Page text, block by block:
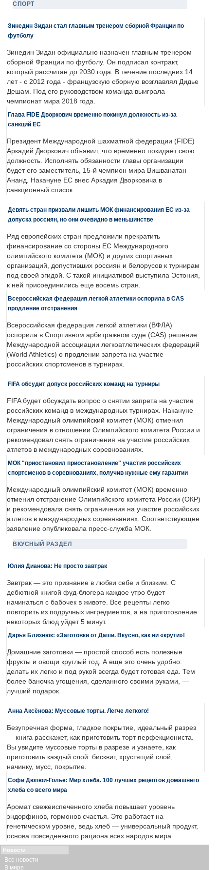
СПОРТ
Зинедин Зидан стал главным тренером сборной Франции по
футболу
Зинедин Зидан официально назначен главным тренером
сборной Франции по футболу. Он подписал контракт,
который рассчитан до 2030 года. В течение последних 14
лет - с 2012 года - французскую сборную возглавлял Дидье
Дешам. Под его руководством команда выиграла
чемпионат мира 2018 года.
Глава FIDE Дворкович временно покинул должность из-за
санкций ЕС
Президент Международной шахматной федерации (FIDE)
Аркадий Дворкович объявил, что временно покидает свою
должность. Исполнять обязанности главы организации
будет его заместитель, 15-й чемпион мира Вишванатан
Ананд. Накануне ЕС внес Аркадия Дворковича в
санкционный список.
Девять стран призвали лишить МОК финансирования ЕС из-за
допуска россиян, но они очевидно в меньшинстве
Ряд европейских стран предложили прекратить
финансирование со стороны ЕС Международного
олимпийского комитета (МОК) и других спортивных
организаций, допустивших россиян и белорусов к турнирам
под своей эгидой. С такой инициативой выступила Эстония,
к ней присоединились еще восемь стран.
Всероссийская федерация легкой атлетики оспорила в CAS
продление отстранения
Всероссийская федерация легкой атлетики (ВФЛА)
оспорила в Спортивном арбитражном суде (CAS) решение
Международной ассоциации легкоатлетических федераций
(World Athletics) о продлении запрета на участие
российских спортсменов в турнирах.
FIFA обсудит допуск российских команд на турниры
FIFA будет обсуждать вопрос о снятии запрета на участие
российских команд в международных турнирах. Накануне
Международный олимпийский комитет (МОК) отменил
ограничения в отношении Олимпийского комитета России и
рекомендовал снять ограничения на участие российских
атлетов в международных соревнованиях.
МОК "приостановил приостановление" участия российских
спортсменов в соревнованиях, получив нужные ему гарантии
Международный олимпийский комитет (МОК) временно
отменил отстранение Олимпийского комитета России (ОКР)
и рекомендовала снять ограничения на участие российских
атлетов в международных соревнваниях. Соответствующее
заявление опубликовала пресс-служба МОК.
ВКУСНЫЙ РАЗДЕЛ
Юлия Дианова: Не просто завтрак
Завтрак — это признание в любви себе и близким. С
дебютной книгой фуд-блогера каждое утро будет
начинаться с бабочек в животе. Все рецепты легко
повторить из подручных ингредиентов, а на приготовление
некоторых блюд уйдет 5 минут.
Дарья Близнюк: «Заготовки от Даши. Вкусно, как ни «крути»!
Домашние заготовки — простой способ есть полезные
фрукты и овощи круглый год. А еще это очень удобно:
делать их легко и под рукой всегда будет готовая еда. Тем
более баночка угощения, сделанного своими руками, —
лучший подарок.
Анна Аксёнова: Муссовые торты. Легче легкого!
Безупречная форма, гладкое покрытие, идеальный разрез
— книга расскажет, как приготовить торт перфекциониста.
Вы увидите муссовые торты в разрезе и узнаете, как
приготовить каждый слой: бисквит, хрустящий слой,
начинку, мусс, покрытие.
Софи Дюпюи-Голье: Мир хлеба. 100 лучших рецептов домашнего
хлеба со всего мира
Аромат свежеиспеченного хлеба повышает уровень
эндорфинов, гормонов счастья. Это работает на
генетическом уровне, ведь хлеб — универсальный продукт,
основа повседневного рациона всех народов мира.
Новости
Все новости
В мире